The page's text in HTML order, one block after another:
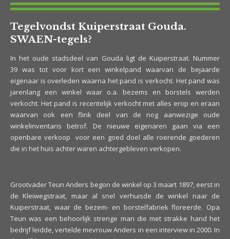
Tegelvondst Kuiperstraat Gouda.
SWAEN-tegels?
In het oude stadsdeel van Gouda ligt de Kuiperstraat. Nummer
39 was tot voor kort een winkelpand waarvan de bejaarde
eigenaar is overleden waarna het pand is verkocht. Het pand was
jarenlang een winkel waar o.a. bezems en borstels werden
verkocht. Het pand is recentelijk verkocht met alles erop en eraan
waarvan ook een flink deel van de nog aanwezige oude
winkelinventaris betrof. De nieuwe eigenaren gaan via een
openbare verkoop voor een goed doel alle roerende goederen
die in het huis achter waren achtergebleven verkopen.
Grootvader Teun Anders begon de winkel op 3 maart 1897, eerst in
de Kleiwegstraat, maar al snel verhuisde de winkel naar de
Kuiperstraat, waar de bezem- en borstelfabriek floreerde. Opa
Teun was een behoorlijk strenge man die met strakke hand het
bedrijf leidde, vertelde mevrouw Anders in een interview in 2000. In